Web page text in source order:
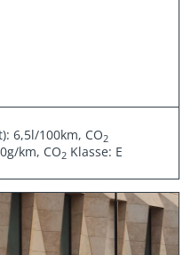
6,5l/100km, CO2
km, CO2 Klasse: E